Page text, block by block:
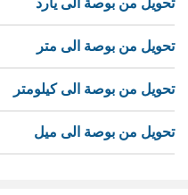
تحويل من بوصة الى يارد
تحويل من بوصة الى متر
تحويل من بوصة الى كيلومتر
تحويل من بوصة الى ميل